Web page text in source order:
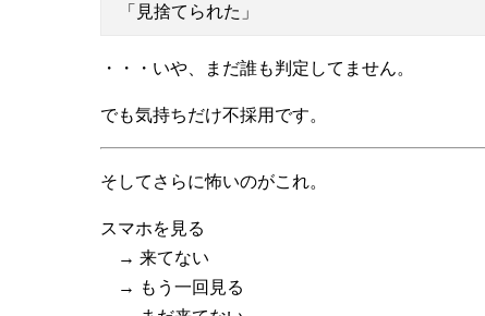
「見捨てられた」
・・・いや、まだ誰も判定してません。
でも気持ちだけ不採用です。
そしてさらに怖いのがこれ。
スマホを見る
→ 来てない
→ もう一回見る